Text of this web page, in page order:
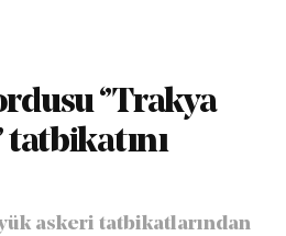
‘’Trakya
tatbikatını
askeri tatbikatlarından